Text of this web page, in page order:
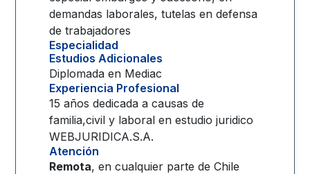
demandas laborales, tutelas en defensa
de trabajadores
Especialidad
Estudios Adicionales
Diplomada en Mediac
Experiencia Profesional
15 años dedicada a causas de
familia,civil y laboral en estudio juridico
WEBJURIDICA.S.A.
Atención
Remota, en cualquier parte deChile